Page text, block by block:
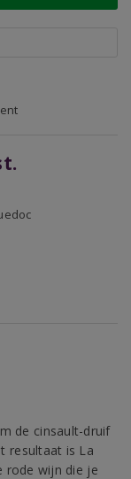
de cinsault-druif
resultaat is La
rode wijn die je